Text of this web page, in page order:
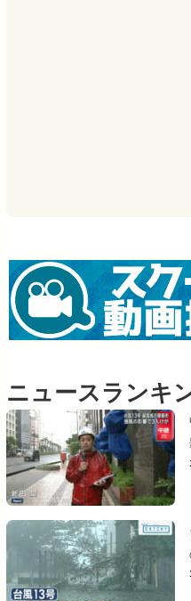
ニュースランキ